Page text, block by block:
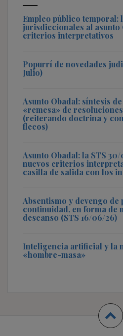
Empleo público temporal:
jurisdiccionales al asunto
criterios interpretativos
Popurrí de novedades
Julio)
Asunto Obadal: síntesis
«remesa» de
(reiterando doctrina y
flecos)
Asunto Obadal: la STS
nuevos criterios
casilla de salida con los
Absentismo y devengo de
continuidad, en forma de
descanso (STS 16/06/26)
Inteligencia artificial y la
«hombre-masa»